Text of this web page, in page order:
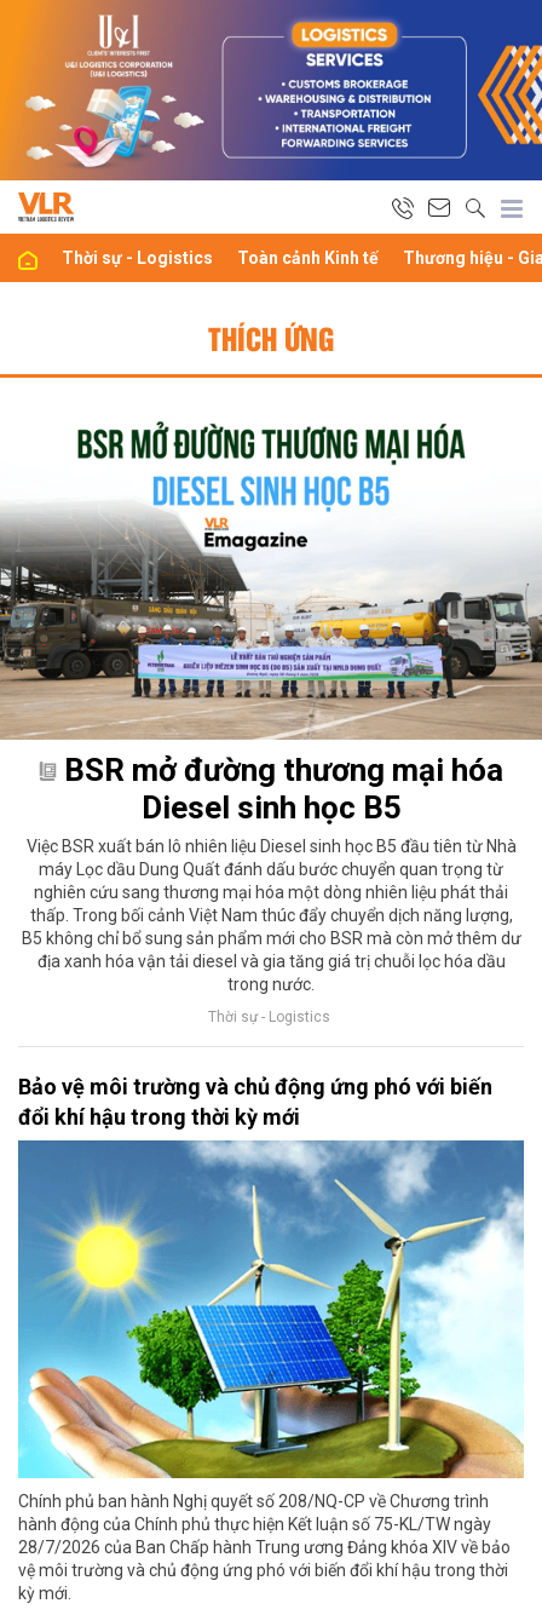
Thời sự - Logistics Toàn cảnh Kinh tế Thương hiệu -
THÍCH ỨNG
BSR mở đường thương mại hóa
Diesel sinh học B5
Việc BSR xuất bán lô nhiên liệu Diesel sinh học B5 đầu tiên từ Nhà
máy Lọc dầu Dung Quất đánh dấu bước chuyển quan trọng từ
nghiên cứu sang thương mại hóa một dòng nhiên liệu phát thải
thấp. Trong bối cảnh Việt Nam thúc đẩy chuyển dịch năng lượng,
B5 không chỉ bổ sung sản phẩm mới cho BSR mà còn mở thêm dư
địa xanh hóa vận tải diesel và gia tăng giá trị chuỗi lọc hóa dầu
trong nước.
Thời sự - Logistics
Bảo vệ môi trường và chủ động ứng phó với biến
đổi khí hậu trong thời kỳ mới
Chính phủ ban hành Nghị quyết số 208/NQ-CP về Chương trình
hành động của Chính phủ thực hiện Kết luận số 75-KL/TW ngày
28/7/2026 của Ban Chấp hành Trung ương Đảng khóa XIV về bảo
vệ môi trường và chủ động ứng phó với biến đổi khí hậu trong thời
kỳ mới.